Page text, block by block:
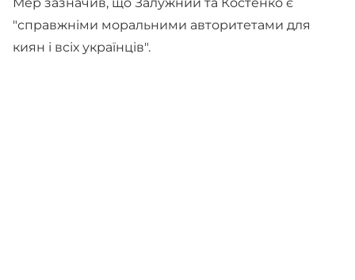
"справжніми моральними авторитетами для
киян і всіх українців".